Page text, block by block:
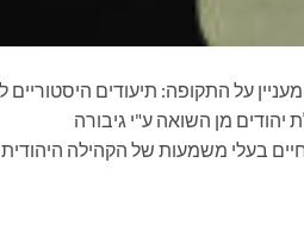
על התקופה: תיעודים היסטוריים
מן השואה ע"י גיבורה
בעלי משמעות של הקהילה היהודית